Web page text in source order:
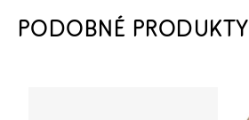
PODOBNÉ PRODUKTY